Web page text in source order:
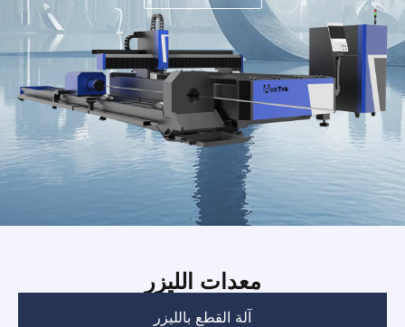
RU
JA
KO
HU
CS
TH
معدات الليزر
آلة القطع بالليزر